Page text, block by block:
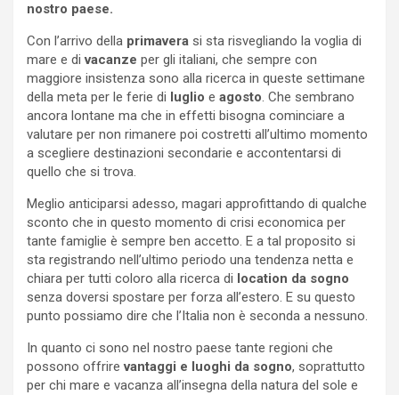
nostro paese.
Con l’arrivo della primavera si sta risvegliando la voglia di
mare e divacanze per gli italiani, che sempre con
maggiore insistenza sono alla ricerca in queste settimane
della meta per le ferie di luglio e agosto. Che sembrano
ancora lontane ma che in effetti bisogna cominciare a
valutare per non rimanere poi costretti all’ultimo momento
a scegliere destinazioni secondarie e accontentarsi di
quello che si trova.
Meglio anticiparsi adesso, magari approfittando di qualche
sconto che in questo momento di crisi economica per
tante famiglie è sempre ben accetto. E a tal proposito si
sta registrando nell’ultimo periodo una tendenza netta e
chiara per tutti coloro alla ricerca di location da sogno
senza doversi spostare per forza all’estero. E su questo
punto possiamo dire che l’Italia non è seconda a nessuno.
In quanto ci sono nel nostro paese tante regioni che
possono offrirevantaggi e luoghi da sogno, soprattutto
per chi mare e vacanza all’insegna della natura del sole e